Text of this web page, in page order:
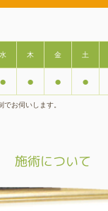
水 木 金 土
● ● ● ●
お伺いします。
施術について